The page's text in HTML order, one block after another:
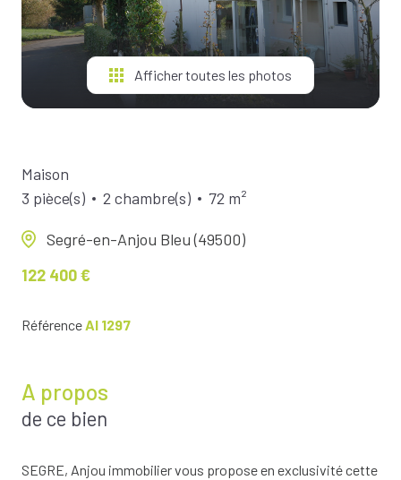
BIEN
NOTRE
Afficher toutes les photos
Maison
3 pièce(s)
2 chambre(s) 72 m²
Segré-en-Anjou Bleu (49500)
122 400 €
RéférenceAI 1297
A propos
de ce bien
SEGRE, Anjou immobilier vous propose en exclusivité cette